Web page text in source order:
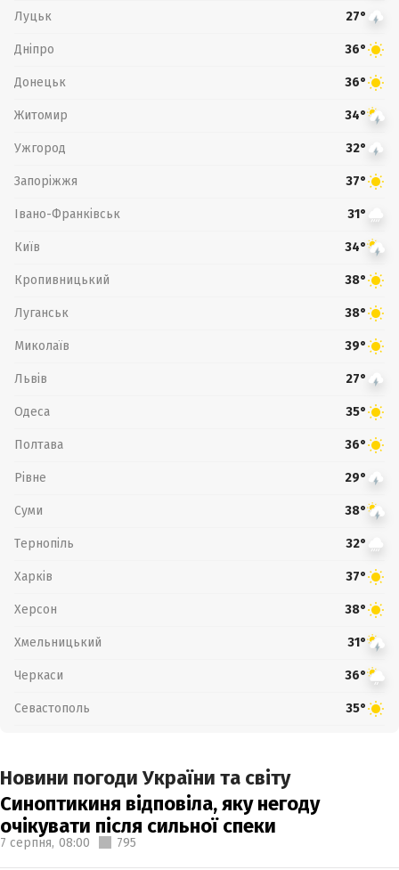
Луцьк 27°
Дніпро 36°
Донецьк 36°
Житомир 34°
Ужгород 32°
Запоріжжя 37°
Івано-Франківськ 31°
Київ 34°
Кропивницький 38°
Луганськ 38°
Миколаїв 39°
Львів 27°
Одеса 35°
Полтава 36°
Рівне 29°
Суми 38°
Тернопіль 32°
Харків 37°
Херсон 38°
Хмельницький 31°
Черкаси 36°
Севастополь 35°
Новини погоди України та світу
Синоптикиня відповіла, яку негоду
очікувати після сильної спеки
7 серпня, 08:00 795